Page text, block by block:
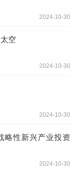
2024-10-30
空
2024-10-30
2024-10-30
略性新兴产业投资
2024-10-30